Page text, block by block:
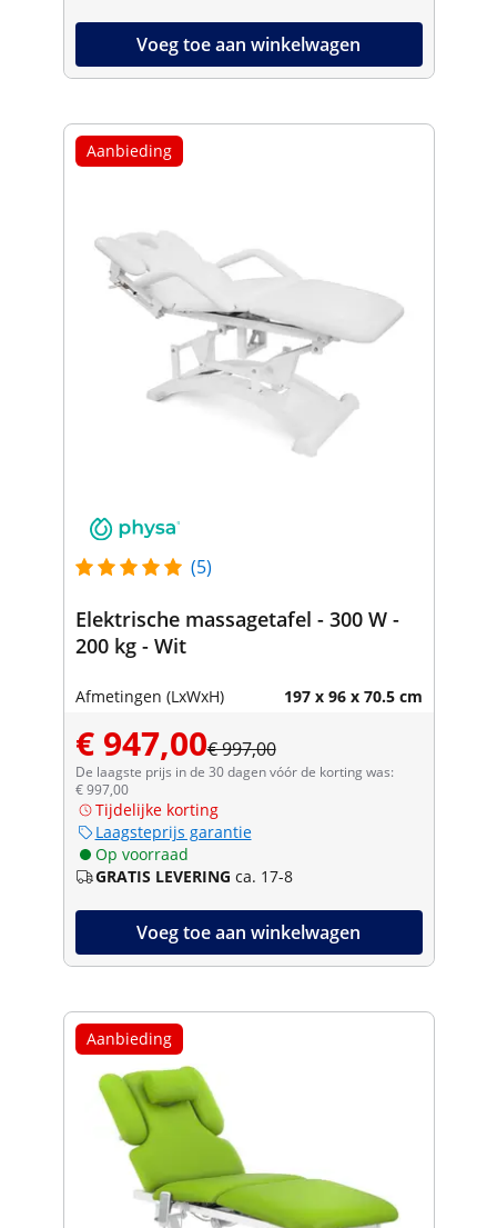
Voeg toe aan winkelwagen
Aanbieding
(5)
Elektrische massagetafel - 300 W -
200 kg - Wit
Afmetingen (LxWxH) 197 x 96 x 70.5 cm
€ 947,00€ 997,00
De laagste prijs in de 30 dagen vóór de korting was:
€ 997,00
Tijdelijke korting
Laagsteprijs garantie
Op voorraad
GRATIS LEVERING ca. 17-8
Voeg toe aan winkelwagen
Aanbieding